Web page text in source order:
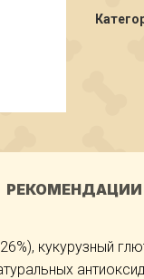
кукурузный